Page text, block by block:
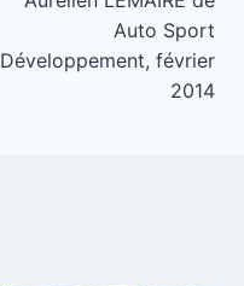
Auto Sport
Développement, février
2014